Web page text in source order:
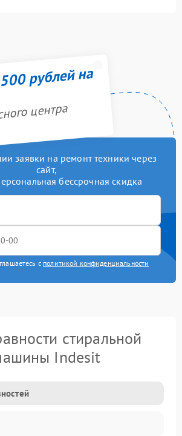
рублей на
центра
заявки на ремонт техники через
сайт,
бессрочная скидка
с политикой конфиденциальности
стиральной
Indesit